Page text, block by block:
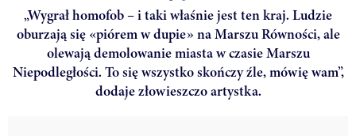
„Wygrał homofob – i taki właśnie jest ten kraj. Ludzie
oburzają się «piórem w dupie» na Marszu Równości, ale
olewają demolowanie miasta w czasie Marszu
Niepodległości. To się wszystko skończy źle, mówię wam”,
dodaje złowieszczo artystka.